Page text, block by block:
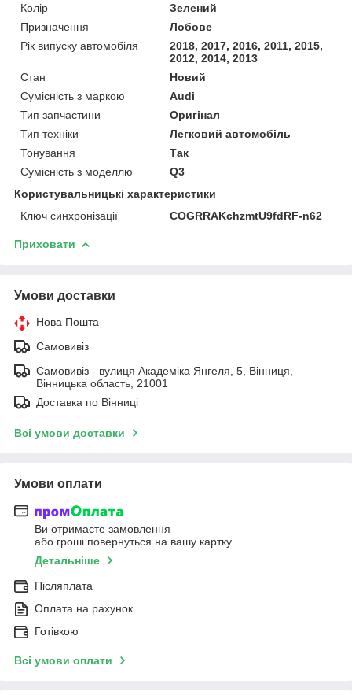
Колір
Зелений
Призначення
Лобове
Рік випуску автомобіля
2018, 2017, 2016, 2011, 2015,
2012, 2014, 2013
Стан
Новий
Сумісність з маркою
Audi
Тип запчастини
Оригінал
Тип техніки
Легковий автомобіль
Тонування
Так
Сумісність з моделлю
Q3
Користувальницькі характеристики
Ключ синхронізації
COGRRAKchzmtU9fdRF-n62
Приховати
Умови доставки
Нова Пошта
Самовивіз
Самовивіз - вулиця Академіка Янгеля, 5, Вінниця,
Вінницька область, 21001
Доставка по Вінниці
Всі умови доставки
Умови оплати
Ви отримаєте замовлення
або гроші повернуться на вашу картку
Детальніше
Післяплата
Оплата на рахунок
Готівкою
Всі умови оплати